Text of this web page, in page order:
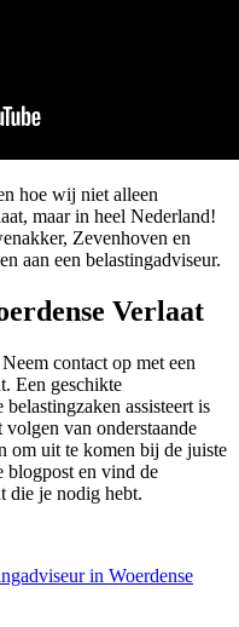
hoe wij niet alleen
maar in heel Nederland!
Zevenhoven en
aan een belastingadviseur.
Verlaat
contact op met een
Een geschikte
assisteert is
van onderstaande
om uit te komen bij de juiste
blogpost en vind de
die je nodig hebt.
in Woerdense